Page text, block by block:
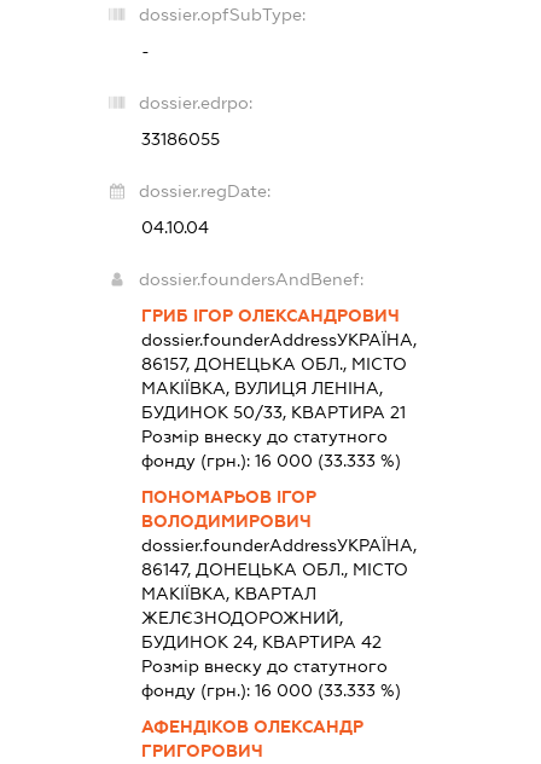
dossier.opfSubType:
-
dossier.edrpo:
33186055
dossier.regDate:
04.10.04
dossier.foundersAndBenef:
ГРИБ ІГОР ОЛЕКСАНДРОВИЧ
dossier.founderAddressУКРАЇНА,
86157, ДОНЕЦЬКА ОБЛ., МІСТО
МАКІЇВКА, ВУЛИЦЯ ЛЕНІНА,
БУДИНОК 50/33, КВАРТИРА 21
Розмір внеску до статутного
фонду (грн.):16 000 (33.333 %)
ПОНОМАРЬОВ ІГОР
ВОЛОДИМИРОВИЧ
dossier.founderAddressУКРАЇНА,
86147, ДОНЕЦЬКА ОБЛ., МІСТО
МАКІЇВКА, КВАРТАЛ
ЖЕЛЄЗНОДОРОЖНИЙ,
БУДИНОК 24, КВАРТИРА 42
Розмір внеску до статутного
фонду (грн.):16 000 (33.333 %)
АФЕНДІКОВ ОЛЕКСАНДР
ГРИГОРОВИЧ